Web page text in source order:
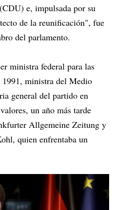
e, impulsada por su
de la reunificación", fue
del parlamento.
ministra federal para las
1991, ministra del Medio
general del partido en
un año más tarde
Allgemeine Zeitung y
quien enfrentaba un